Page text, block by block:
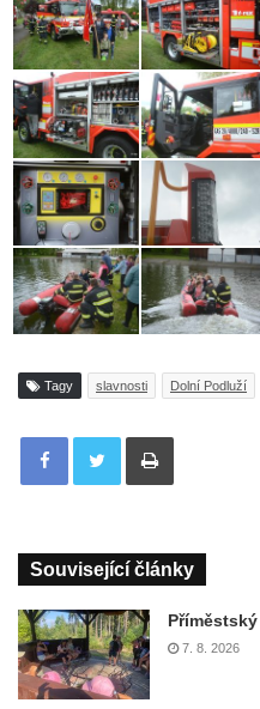
Tagy slavnosti Dolní Podluží
Tisknout
Související články
7. 8. 2026